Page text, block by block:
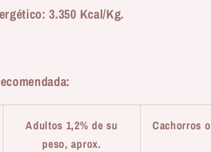
3.350 Kcal/Kg.
Adultos 1,2% de su
peso, aprox.
Cachorros